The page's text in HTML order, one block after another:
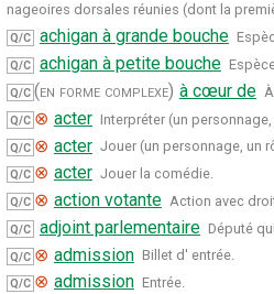
nageoires dorsales réunies (dont la
Q/C achigan à grande bouche
Q/C achigan à petite bouche
Q/C (en forme complexe) à cœur de
Q/C ⊗ acter Interpréter (un personnage,
Q/C ⊗ acter Jouer (un personnage, un
Q/C ⊗ acter Jouer la comédie.
Q/C ⊗ action votante Action avec
Q/C adjoint parlementaire Député
Q/C ⊗ admission Billet d' entrée.
Q/C ⊗ admission Entrée.